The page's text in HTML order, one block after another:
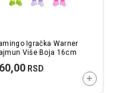
KORPU
Igračka Warner
Više Boja 16cm
RSD